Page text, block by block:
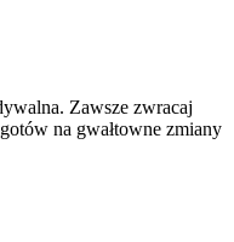
Zawsze zwracaj
na gwałtowne zmiany